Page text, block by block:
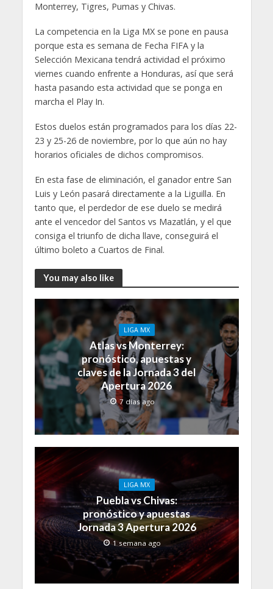
Monterrey, Tigres, Pumas y Chivas.
La competencia en la Liga MX se pone en pausa
porque esta es semana de Fecha FIFA y la
Selección Mexicana tendrá actividad el próximo
viernes cuando enfrente a Honduras, así que será
hasta pasando esta actividad que se ponga en
marcha el Play In.
Estos duelos están programados para los días 22-
23 y 25-26 de noviembre, por lo que aún no hay
horarios oficiales de dichos compromisos.
En esta fase de eliminación, el ganador entre San
Luis y León pasará directamente a la Liguilla. En
tanto que, el perdedor de ese duelo se medirá
ante el vencedor del Santos vs Mazatlán, y el que
consiga el triunfo de dicha llave, conseguirá el
último boleto a Cuartos de Final.
You may also like
LIGA MX
Atlas vs Monterrey:
pronóstico, apuestas y
claves de la Jornada 3 del
Apertura 2026
7 días ago
LIGA MX
Puebla vs Chivas:
pronóstico y apuestas
Jornada 3 Apertura 2026
1 semana ago